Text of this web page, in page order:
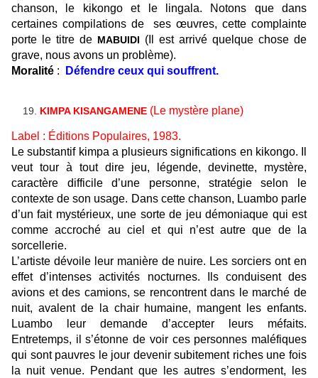
chanson, le kikongo et le lingala. Notons que dans
certaines compilations de ses œuvres, cette complainte
porte le titre de MABUIDI ( Il est arrivé quelque chose de
grave, nous avons un problème).
Moralité : Défendre ceux qui souffrent.
KIMPA KISANGAMENE (Le mystère plane)
Label : Éditions Populaires, 1983.
Le substantif kimpa a plusieurs significations en kikongo. Il
veut tour à tout dire jeu, légende, devinette, mystère,
caractère difficile d’une personne, stratégie selon le
contexte de son usage. Dans cette chanson, Luambo parle
d’un fait mystérieux, une sorte de jeu démoniaque qui est
comme accroché au ciel et qui n’est autre que de la
sorcellerie.
L’artiste dévoile leur manière de nuire. Les sorciers ont en
effet d’intenses activités nocturnes. I
ls conduisent des
avions et des camions, se rencontrent dans le marché de
nuit, avalent de la chair humaine, mangent les enfants.
Luambo leur demande d’accepter leurs méfaits.
Entretemps, il s’étonne de voir ces personnes maléfiques
qui sont pauvres le jour devenir subitementriches une fois
la nuit venue. Pendant que les autres s’endorment, les